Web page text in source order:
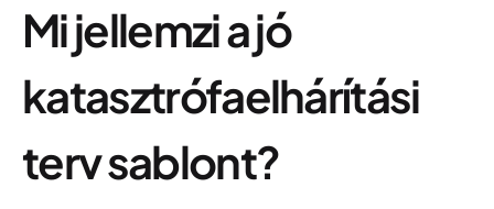
Mi jellemzi a jó
katasztrófaelhárítási
terv sablont?